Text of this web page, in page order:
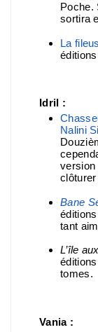
Poche.
sortira
La
éditions
Idril :
Nalini
version
Bane
tant
L’île
tomes.
Vania :